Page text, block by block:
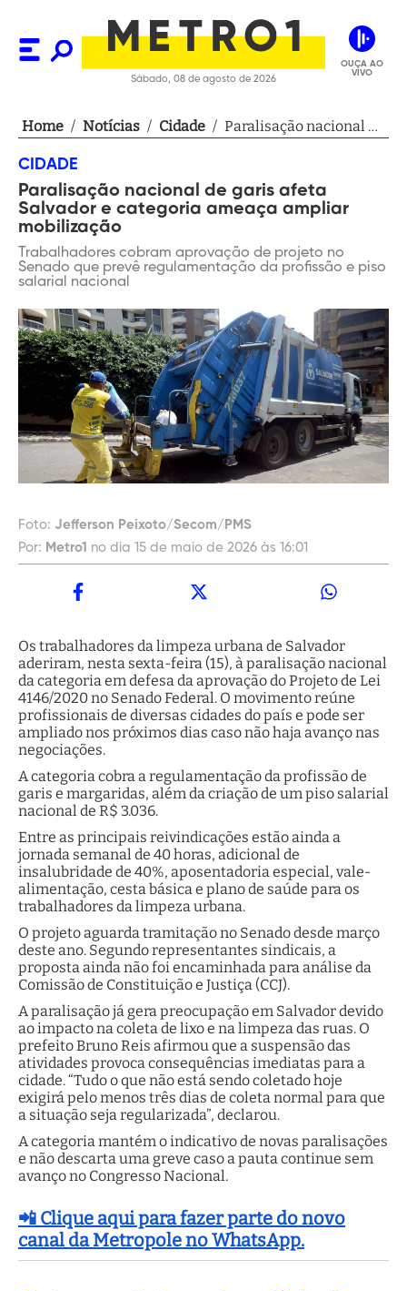
Sábado, 08 de agosto de 2026
OUÇA AO
VIVO
Home / Notícias / Cidade / Paralisação nacional de
ampliar mobilização
CIDADE
Paralisação nacional de garis afeta
Salvador e categoria ameaça ampliar
mobilização
Trabalhadores cobram aprovação de projeto no
Senado que prevê regulamentação da profissão e piso
salarial nacional
Foto: Jefferson Peixoto/Secom/PMS
Por: Metro1 no dia 15 de maio de 2026 às 16:01
Os trabalhadores da limpeza urbana de Salvador
aderiram, nesta sexta-feira (15), à paralisação nacional
da categoria em defesa da aprovação do Projeto de Lei
4146/2020 no Senado Federal. O movimento reúne
profissionais de diversas cidades do país e pode ser
ampliado nos próximos dias caso não haja avanço nas
negociações.
A categoria cobra a regulamentação da profissão de
garis e margaridas, além da criação de um piso salarial
nacional de R$ 3.036.
Entre as principais reivindicações estão ainda a
jornada semanal de 40 horas, adicional de
insalubridade de 40%, aposentadoria especial, vale-
alimentação, cesta básica e plano de saúde para os
trabalhadores da limpeza urbana.
O projeto aguarda tramitação no Senado desde março
deste ano. Segundo representantes sindicais, a
proposta ainda não foi encaminhada para análise da
Comissão de Constituição e Justiça (CCJ).
A paralisação já gera preocupação em Salvador devido
ao impacto na coleta de lixo e na limpeza das ruas. O
prefeito Bruno Reis afirmou que a suspensão das
atividades provoca consequências imediatas para a
cidade. “Tudo o que não está sendo coletado hoje
exigirá pelo menos três dias de coleta normal para que
a situação seja regularizada”, declarou.
A categoria mantém o indicativo de novas paralisações
e não descarta uma greve caso a pauta continue sem
avanço no Congresso Nacional.
📲 Clique aqui para fazer parte do novo
canal da Metropole no WhatsApp.